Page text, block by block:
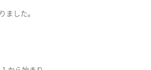
ました。